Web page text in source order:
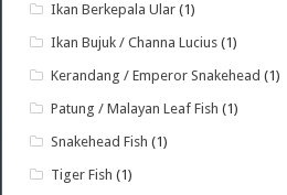
Ikan Berkepala Ular (1)
Ikan Bujuk / Channa Lucius (1)
Kerandang / Emperor Snakehead (1)
Patung / Malayan Leaf Fish (1)
Snakehead Fish (1)
Tiger Fish (1)